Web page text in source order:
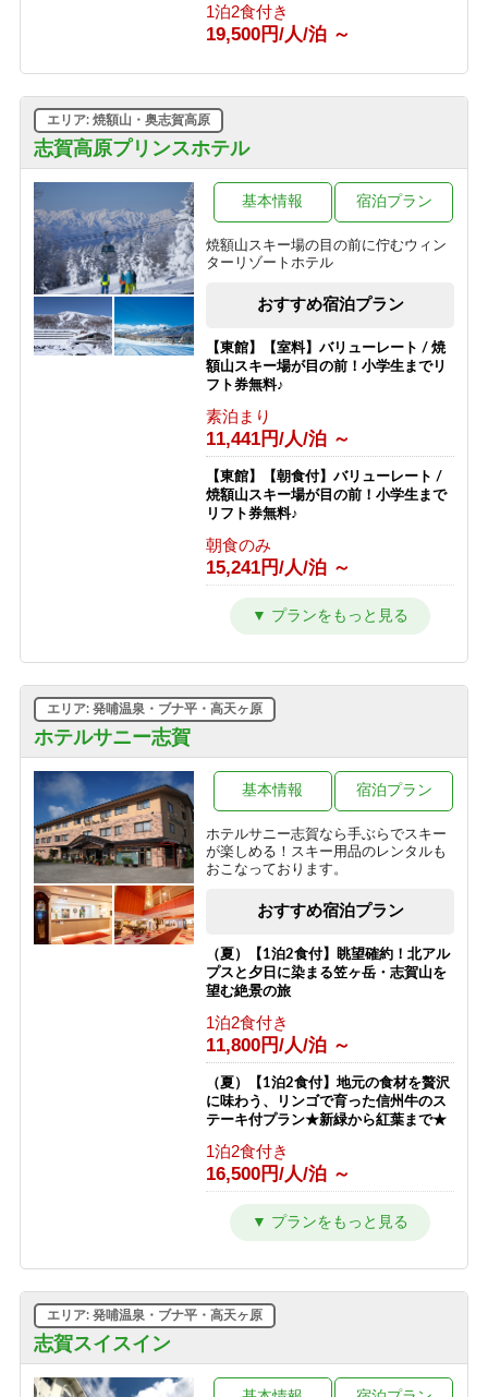
お得な連泊プラン（1泊2食付き）
1泊2食付き
10,530円/人/泊 ～
【グリーンシーズン限定】3泊以上の
お得な連泊プラン（食事なし）
素泊まり
6,030円/人/泊 ～
【スポーツ選手を応援する宿 幸の湯】
志賀高原100（志賀高原マウンテント
レイル）参加者応援プラン
8,500円/人/泊 ～
1泊2食付き
19,500円/人/泊 ～
志賀高原プリンスホテル
エリア: 焼額山・奥志賀高原
焼額山スキー場の目の前に佇むウィン
ターリゾートホテル
基本情報 宿泊プラン
おすすめ宿泊プラン
【東館】【室料】バリューレート / 焼
額山スキー場が目の前！小学生までリ
フト券無料♪
素泊まり
11,441円/人/泊 ～
【東館】【朝食付】バリューレート /
焼額山スキー場が目の前！小学生まで
リフト券無料♪
朝食のみ
15,241円/人/泊 ～
【東館】【夕朝食付】バリューレート/
焼額山スキー場が目の前！小学生まで
24,941円/人/泊 ～
券無料♪
素泊まり
10,011円/人/泊 ～
【東館】【朝食付】連泊プラン / 焼額
山スキー場が目の前！小学生までリフ
13,811円/人/泊 ～
【東館】【夕朝食付】連泊プラン / 焼
フト券無料♪
1泊2食付き
23,511円/人/泊 ～
【南館】【室料】バリューレート / 焼
フト券無料♪
素泊まり
7,763円/人/泊 ～
焼額山スキー場が目の前！小学生まで
朝食のみ
【南館】【夕朝食付】バリューレート/
ホテルサニー志賀
エリア: 発哺温泉・ブナ平・高天ヶ原
ホテルサニー志賀なら手ぶらでスキー
が楽しめる！スキー用品のレンタルも
おこなっております。
基本情報 宿泊プラン
おすすめ宿泊プラン
（夏）【1泊2食付】眺望確約！北アル
プスと夕日に染まる笠ヶ岳・志賀山を
望む絶景の旅
1泊2食付き
11,800円/人/泊 ～
（夏）【1泊2食付】地元の食材を贅沢
に味わう、リンゴで育った信州牛のス
テーキ付プラン★新緑から紅葉まで★
1泊2食付き
16,500円/人/泊 ～
（夏）【1泊2食付】スタンダードプラ
ン 満点の星空とトレッキングと温泉
10,800円/人/泊 ～
由気ままプラン
志賀スイスイン
エリア: 発哺温泉・ブナ平・高天ヶ原